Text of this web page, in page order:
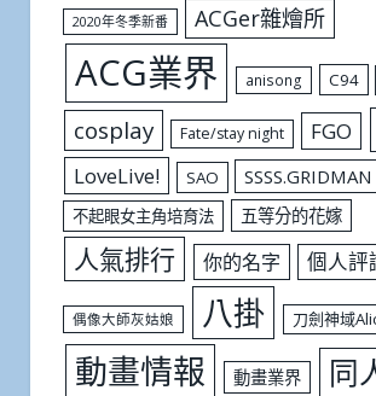
2020年冬季新番 ACGer雜燴所
ACG業界 anisong C94
cosplay Fate/stay night FGO
LoveLive! SAO SSSS.GRIDMAN
不起眼女主角培育法 五等分的花嫁
人氣排行 你的名字 個人評
偶像大師灰姑娘 八掛 刀劍神域
動畫情報 動畫業界 同